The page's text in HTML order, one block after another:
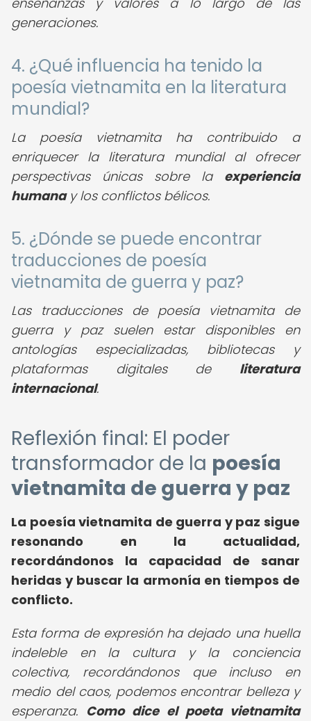
generaciones.
4. ¿Qué influencia ha tenido la
poesía vietnamita en la literatura
mundial?
La poesía vietnamita ha contribuido a
enriquecer la literatura mundial al ofrecer
perspectivas únicas sobre la experiencia
humanay los conflictos bélicos.
5. ¿Dónde se puede encontrar
traducciones de poesía
vietnamita de guerra y paz?
Las traducciones de poesía vietnamita de
guerra y paz suelen estar disponibles en
antologías especializadas, bibliotecas y
plataformas digitales de literatura
internacional.
Reflexión final: El poder
transformador de la poesía
vietnamita de guerra y paz
La poesía vietnamita de guerra y paz sigue
resonando en la actualidad,
recordándonos la capacidad de sanar
heridas y buscar la armonía en tiempos de
conflicto.
Esta forma de expresión ha dejado una huella
indeleble en la cultura y la conciencia
colectiva, recordándonos que incluso en
medio del caos, podemos encontrar belleza y
esperanza. Como dice el poeta vietnamita